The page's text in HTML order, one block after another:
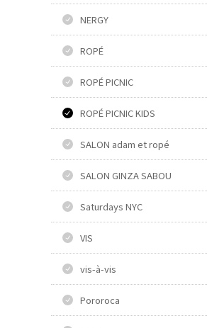
NERGY
ROPÉ
ROPÉ PICNIC
ROPÉ PICNIC KIDS
SALON adam et ropé
SALON GINZA SABOU
Saturdays NYC
VIS
vis-à-vis
Pororoca